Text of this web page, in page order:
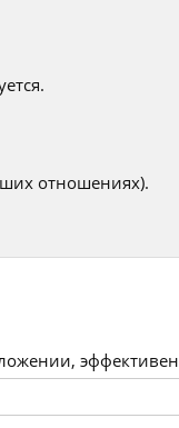
отношениях).
эффективен